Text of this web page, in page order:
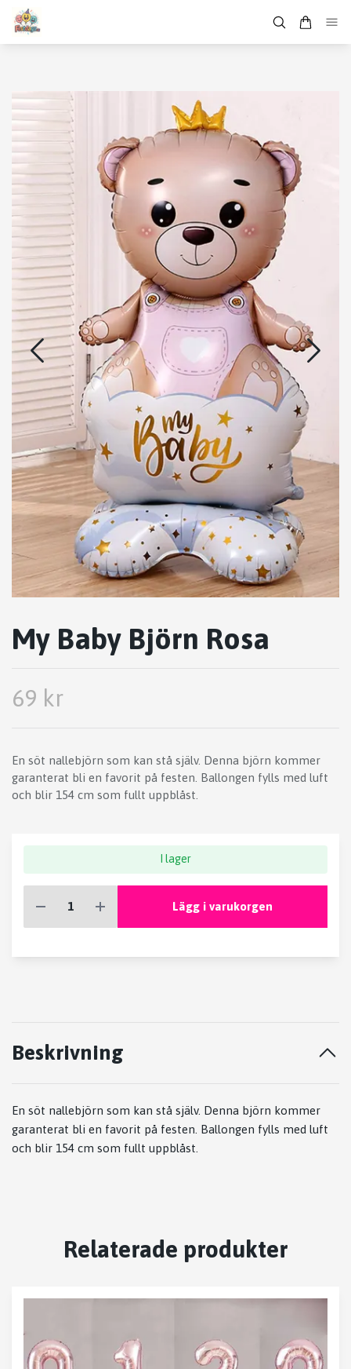
My Baby Björn Rosa
69 kr
En söt nallebjörn som kan stå själv. Denna björn kommer
garanterat bli en favorit på festen. Ballongen fylls med luft
och blir 154 cm som fullt uppblåst.
I lager
Lägg i varukorgen
Beskrivning
En söt nallebjörn som kan stå själv. Denna björn kommer
garanterat bli en favorit på festen. Ballongen fylls med luft
och blir 154 cm som fullt uppblåst.
Relaterade produkter